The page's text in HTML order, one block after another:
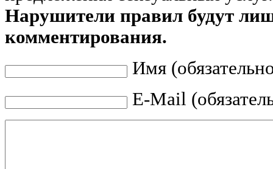
Нарушители правил будут
комментирования.
Имя
E-Mail